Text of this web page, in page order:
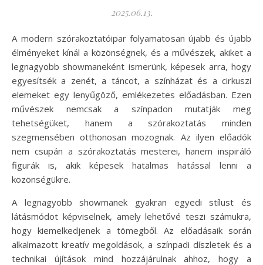
2025.06.13.
A modern szórakoztatóipar folyamatosan újabb és újabb
élményeket kínál a közönségnek, és a művészek, akiket a
legnagyobb showmaneként ismerünk, képesek arra, hogy
egyesítsék a zenét, a táncot, a színházat és a cirkuszi
elemeket egy lenyűgöző, emlékezetes előadásban. Ezen
művészek nemcsak a színpadon mutatják meg
tehetségüket, hanem a szórakoztatás minden
szegmensében otthonosan mozognak. Az ilyen előadók
nem csupán a szórakoztatás mesterei, hanem inspiráló
figurák is, akik képesek hatalmas hatással lenni a
közönségükre.
A legnagyobb showmanek gyakran egyedi stílust és
látásmódot képviselnek, amely lehetővé teszi számukra,
hogy kiemelkedjenek a tömegből. Az előadásaik során
alkalmazott kreatív megoldások, a színpadi díszletek és a
technikai újítások mind hozzájárulnak ahhoz, hogy a